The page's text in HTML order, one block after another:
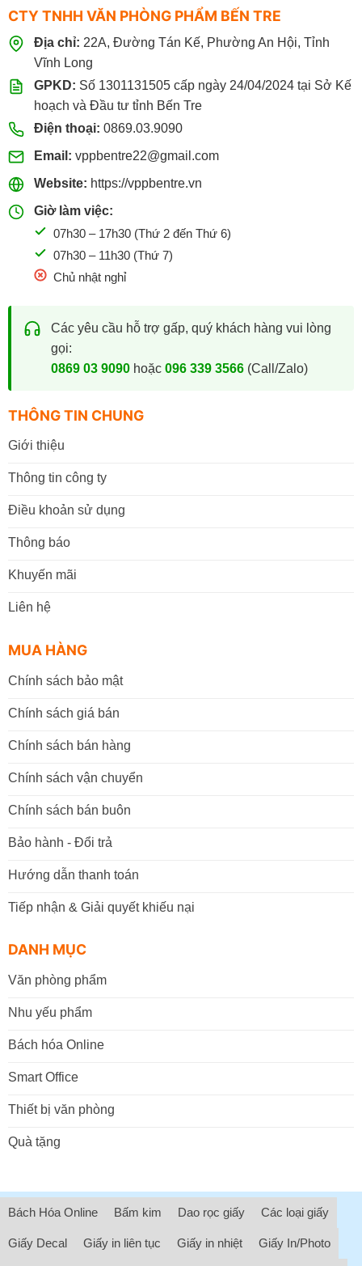
CTY TNHH VĂN PHÒNG PHẨM BẾN TRE
Địa chỉ: 22A, Đường Tán Kế, Phường An Hội, Tỉnh
Vĩnh Long
GPKD: Số 1301131505 cấp ngày 24/04/2024 tại Sở Kế
hoạch và Đầu tư tỉnh Bến Tre
Điện thoại: 0869.03.9090
Email: vppbentre22@gmail.com
Website: https://vppbentre.vn
Giờ làm việc:
07h30 – 17h30 (Thứ 2 đến Thứ 6)
07h30 – 11h30 (Thứ 7)
Chủ nhật nghỉ
Các yêu cầu hỗ trợ gấp, quý khách hàng vui lòng
gọi:
0869 03 9090hoặc 096 339 3566(Call/Zalo)
THÔNG TIN CHUNG
Giới thiệu
Thông tin công ty
Điều khoản sử dụng
Thông báo
Khuyến mãi
Liên hệ
MUA HÀNG
Chính sách bảo mật
Chính sách giá bán
Chính sách bán hàng
Chính sách vận chuyển
Chính sách bán buôn
Bảo hành - Đổi trả
Hướng dẫn thanh toán
Tiếp nhận & Giải quyết khiếu nại
DANH MỤC
Văn phòng phẩm
Nhu yếu phẩm
Bách hóa Online
Smart Office
Thiết bị văn phòng
Quà tặng
Bách Hóa Online Bấm kim Dao rọc giấy Các loại giấy
Giấy Decal Giấy in liên tục Giấy in nhiệt Giấy In/Photo